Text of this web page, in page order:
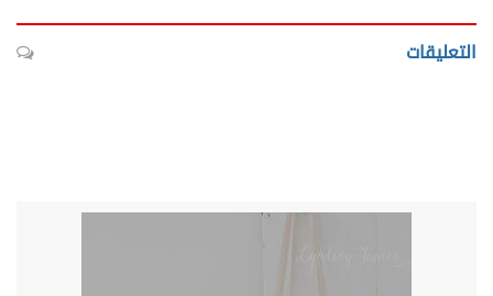
التعليقات